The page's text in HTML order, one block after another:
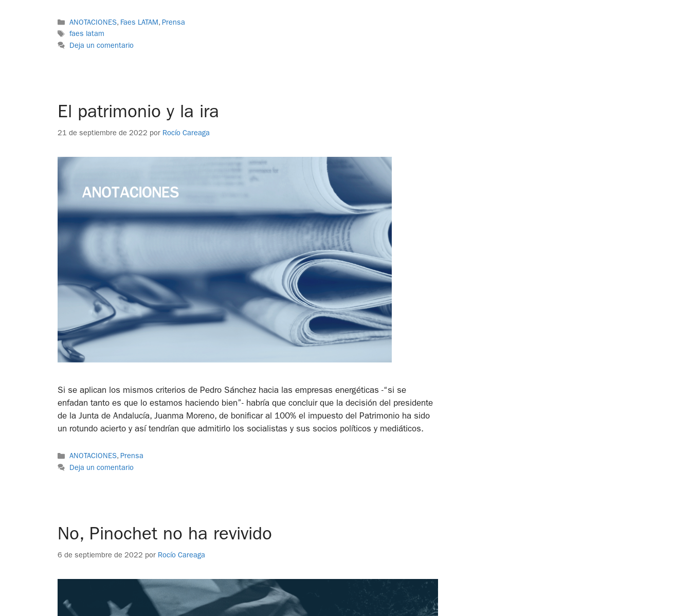
ANOTACIONES, Faes LATAM, Prensa
faes latam
Deja un comentario
El patrimonio y la ira
21 de septiembre de 2022 por Rocío Careaga
Si se aplican los mismos criterios de Pedro Sánchez hacia las empresas energéticas -“si se
enfadan tanto es que lo estamos haciendo bien”- habría que concluir que la decisión del presidente
de la Junta de Andalucía, Juanma Moreno, de bonificar al 100% el impuesto del Patrimonio ha sido
un rotundo acierto y así tendrían que admitirlo los socialistas y sus socios políticos y mediáticos.
ANOTACIONES, Prensa
Deja un comentario
No, Pinochet no ha revivido
6 de septiembre de 2022 por Rocío Careaga